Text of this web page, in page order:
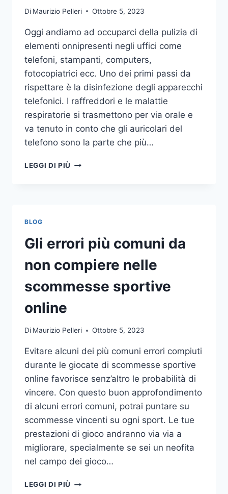
Di Maurizio Pelleri Ottobre 5, 2023
Oggi andiamo ad occuparci della pulizia di
elementi onnipresenti negli uffici come
telefoni, stampanti, computers,
fotocopiatrici ecc. Uno dei primi passi da
rispettare è la disinfezione degli apparecchi
telefonici. I raffreddori e le malattie
respiratorie si trasmettono per via orale e
va tenuto in conto che gli auricolari del
telefono sono la parte che più…
LEGGI DI PIÙ UN
PULIZIA
DELLE
APPARECCHIATURE
DA
BLOG
Gli errori più comuni da
non compiere nelle
scommesse sportive
online
Di Maurizio Pelleri Ottobre 5, 2023
Evitare alcuni dei più comuni errori compiuti
durante le giocate di scommesse sportive
online favorisce senz’altro le probabilità di
vincere. Con questo buon approfondimento
di alcuni errori comuni, potrai puntare su
scommesse vincenti su ogni sport. Le tue
prestazioni di gioco andranno via via a
migliorare, specialmente se sei un neofita
nel campo dei gioco…
LEGGI DI PIÙ GLI